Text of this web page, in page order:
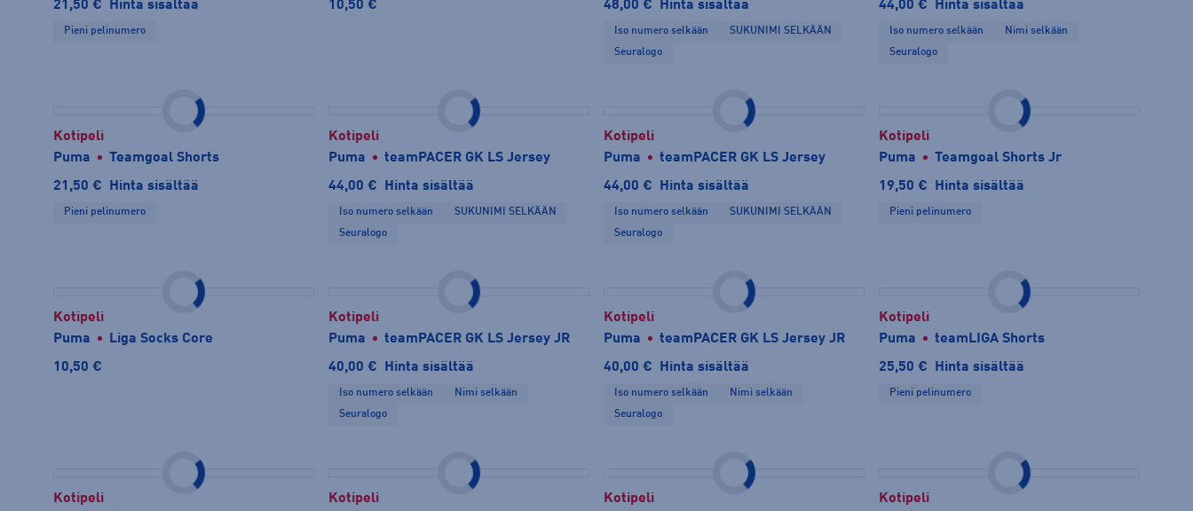
21,50 €
Hinta sisältää
Pieni pelinumero
10,50 €
48,00 €
Hinta sisältää
Iso numero selkään
SUKUNIMI SELKÄÄN
Seuralogo
44,00 €
Hinta sisältää
Iso numero selkään
Nimi selkään
Seuralogo
Kotipeli
Puma
Teamgoal Shorts
21,50 €
Hinta sisältää
Pieni pelinumero
Kotipeli
Puma
teamPACER GK LS Jersey
44,00 €
Hinta sisältää
Iso numero selkään
SUKUNIMI SELKÄÄN
Seuralogo
Kotipeli
Puma
teamPACER GK LS Jersey
44,00 €
Hinta sisältää
Iso numero selkään
SUKUNIMI SELKÄÄN
Seuralogo
Kotipeli
Puma
Teamgoal Shorts Jr
19,50 €
Hinta sisältää
Pieni pelinumero
Kotipeli
Puma
Liga Socks Core
10,50 €
Kotipeli
Puma
teamPACER GK LS Jersey JR
40,00 €
Hinta sisältää
Iso numero selkään
Nimi selkään
Seuralogo
Kotipeli
Puma
teamPACER GK LS Jersey JR
40,00 €
Hinta sisältää
Iso numero selkään
Nimi selkään
Seuralogo
Kotipeli
Puma
teamLIGA Shorts
25,50 €
Hinta sisältää
Pieni pelinumero
Kotipeli
Kotipeli
Kotipeli
Kotipeli